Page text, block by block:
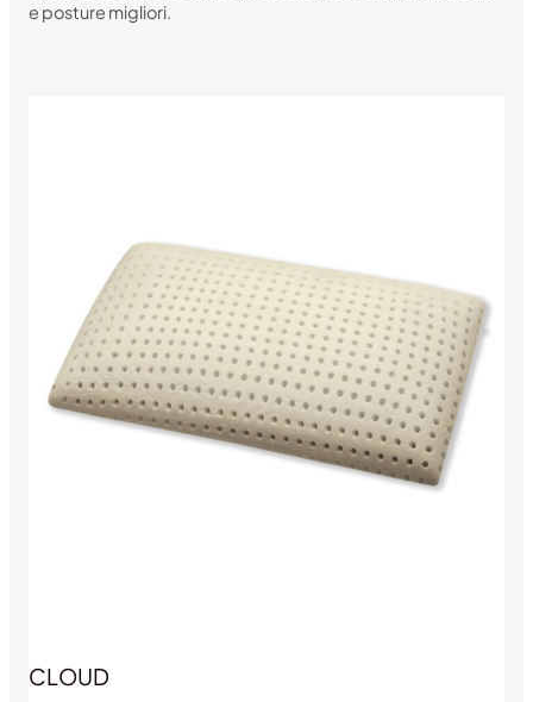
e posture migliori.
CLOUD